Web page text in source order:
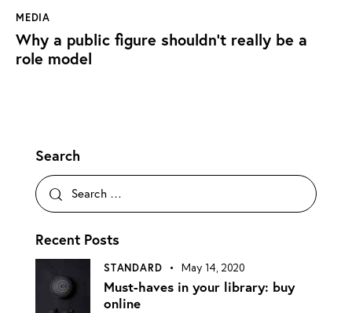
MEDIA
Why a public figure shouldn’t really be a
role model
Search
Recent Posts
STANDARD May 14, 2020
Must-haves in your library: buy
online